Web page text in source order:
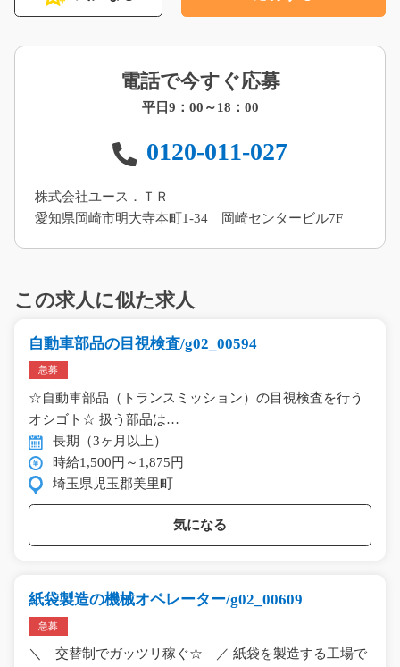
電話で今すぐ応募
平日9：00～18：00
0120-011-027
株式会社ユース．ＴＲ
愛知県岡崎市明大寺本町1-34 岡崎センタービル7F
この求人に似た求人
自動車部品の目視検査/g02_00594
急募
☆自動車部品（トランスミッション）の目視検査を行う
オシゴト☆ 扱う部品は…
長期（3ヶ月以上）
時給1,500円～1,875円
埼玉県児玉郡美里町
気になる
紙袋製造の機械オペレーター/g02_00609
急募
＼ 交替制でガッツリ稼ぐ☆ ／ 紙袋を製造する工場で